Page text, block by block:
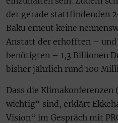
der gerade stattfindenden
Baku erneut keine
Anstatt der erhofften – und
benötigten – 1,3 Billionen
bisher jährlich rund 100
Dass die Klimakonferenzen
wichtig“ sind, erklärt
Vision“ im Gespräch mit